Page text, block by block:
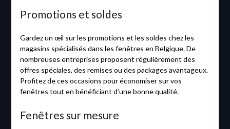
Promotions et soldes
Gardez un œil sur les promotions et les soldes chez les
magasins spécialisés dans les fenêtres en Belgique. De
nombreuses entreprises proposent régulièrement des
offres spéciales, des remises ou des packages avantageux.
Profitez de ces occasions pour économiser sur vos
fenêtres tout en bénéficiant d’une bonne qualité.
Fenêtres sur mesure